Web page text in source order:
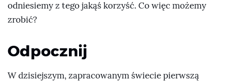
odniesiemy z tego jakąś korzyść. Co więc możemy
zrobić?
Odpocznij
W dzisiejszym, zapracowanym świecie pierwszą